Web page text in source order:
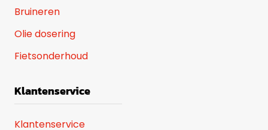
Bruineren
Olie dosering
Fietsonderhoud
Klantenservice
Klantenservice